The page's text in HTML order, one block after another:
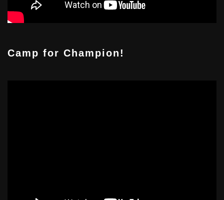
Camp for Champion!